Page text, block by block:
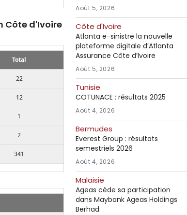
Côte d'Ivoire
Total
22
12
1
2
341
Août 5, 2026
Côte d'Ivoire
Atlanta e-sinistre la nouvelle
plateforme digitale d’Atlanta
Assurance Côte d’Ivoire
Août 5, 2026
Tunisie
COTUNACE : résultats 2025
Août 4, 2026
Bermudes
Everest Group : résultats
semestriels 2026
Août 4, 2026
Malaisie
Ageas cède sa participation
dans Maybank Ageas Holdings
Berhad